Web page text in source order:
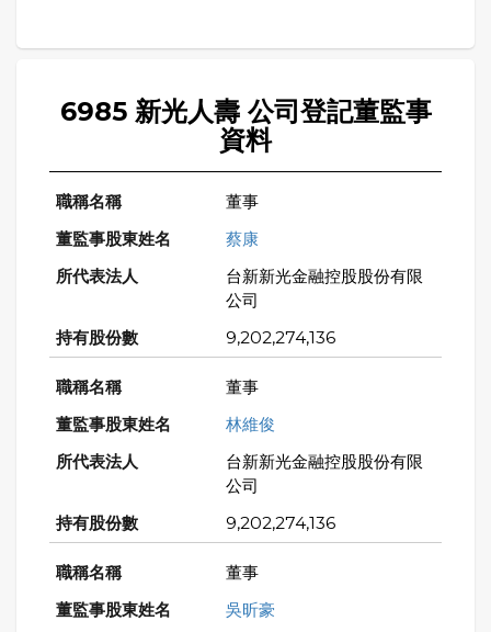
6985 新光人壽 公司登記董監事
資料
董事
蔡康
台新新光金融控股股份有限
公司
9,202,274,136
董事
林維俊
台新新光金融控股股份有限
公司
9,202,274,136
董事
吳昕豪